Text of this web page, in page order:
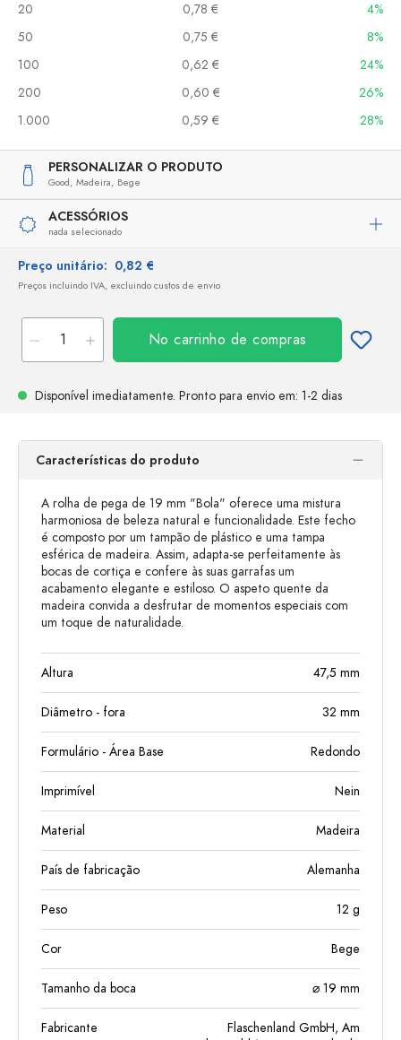
20
0,78 €
4%
50
0,75 €
8%
100
0,62 €
24%
200
0,60 €
26%
1.000
0,59 € 28%
PERSONALIZAR O PRODUTO
Good, Madeira, Bege
ACESSÓRIOS
nada selecionado
Preço unitário: 0,82 €
Preços incluindo IVA, excluindo custos de envio
No carrinho de compras
Disponível imediatamente. Pronto para envio em: 1-2 dias
Características do produto
A rolha de pega de 19 mm "Bola" oferece uma mistura
harmoniosa de beleza natural e funcionalidade. Este fecho
é composto por um tampão de plástico e uma tampa
esférica de madeira. Assim, adapta-se perfeitamente às
bocas de cortiça e confere às suas garrafas um
acabamento elegante e estiloso. O aspeto quente da
madeira convida a desfrutar de momentos especiais com
um toque de naturalidade.
Altura 47,5 mm
Diâmetro - fora 32 mm
Formulário - Área Base Redondo
Imprimível Nein
Material Madeira
País de fabricação Alemanha
Peso 12 g
Cor Bege
Tamanho da boca ⌀ 19 mm
Fabricante
Flaschenland GmbH, Am